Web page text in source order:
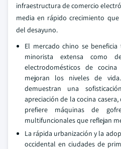
infraestructura de comercio
media en rápido crecimiento
del desayuno.
El mercado chino se
minorista extensa como
electrodomésticos de
mejoran los niveles de
demuestran una
apreciación de la cocina
prefiere máquinas de
multifuncionales que reflejan
La rápida urbanización y la
occidental en ciudades de